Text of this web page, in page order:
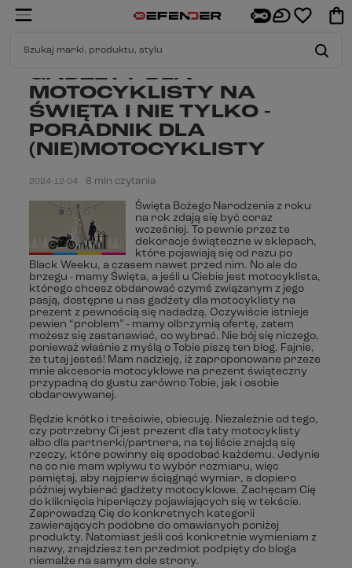
GADŻETY DLA
MOTOCYKLISTY NA
ŚWIĘTA I NIE TYLKO -
PORADNIK DLA
(NIE)MOTOCYKLISTY
2024-12-04• 6 min czytania
Święta Bożego Narodzenia z roku
na rok zdają się być coraz
wcześniej. To pewnie przez te
dekoracje świąteczne w sklepach,
które pojawiają się od razu po
Black Weeku, a czasem nawet przed nim. No ale do
brzegu - mamy Święta, a jeśli u Ciebie jest motocyklista,
którego chcesz obdarować czymś związanym z jego
pasją, dostępne u nas gadżety dla motocyklisty na
prezent z pewnością się nadadzą. Oczywiście istnieje
pewien “problem” - mamy olbrzymią ofertę, zatem
możesz się zastanawiać, co wybrać. Nie bój się niczego,
ponieważ właśnie z myślą o Tobie piszę ten blog. Fajnie,
że tutaj jesteś! Mam nadzieję, iż zaproponowane przeze
mnie akcesoria motocyklowe na prezent świąteczny
przypadną do gustu zarówno Tobie, jak i osobie
obdarowywanej.
Będzie krótko i treściwie, obiecuję. Niezależnie od tego,
czy potrzebny Ci jest prezent dla taty motocyklisty
albo dla partnerki/partnera, na tej liście znajdą się
rzeczy, które powinny się spodobać każdemu. Jedynie
na co nie mam wpływu to wybór rozmiaru, więc
pamiętaj, aby najpierw ściągnąć wymiar, a dopiero
później wybierać gadżety motocyklowe. Zachęcam Cię
do kliknięcia hiperłączy pojawiających się w tekście.
Zaprowadzą Cię do konkretnych kategorii
zawierających podobne do omawianych poniżej
produkty. Natomiast jeśli coś konkretnie wymieniam z
nazwy, znajdziesz ten przedmiot podpięty do bloga
niemalże na samym dole strony.